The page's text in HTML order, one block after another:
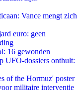
Vance mengt zich
euro: geen
16 gewonden
UFO-dossiers onthult:
of the Hormuz' poster
militaire interventie